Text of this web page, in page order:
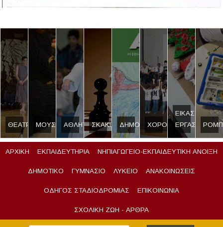
ΘΕΑΤΡΟ ΜΟΥΣΙΚΗΑΘΛΗΤΙΣΜΟΣ
ΣΚΑΚΙ ΔΗΜΟΣΙΟΓΡΑΦΙΑ
ΧΟΡΟΣ
ΕΙΚΑΣΤΙΚΟ
ΕΡΓΑΣΤΗΡΙ
ΑΡΧΙΚΗ ΕΚΠΑΙΔΕΥΤΗΡΙΑ ΝΗΠΙΑΓΩΓΕΙΟ-ΕΚΠΑΙΔΕΥΤΙΚΗ ΑΝΟΙΞΗ
ΔΗΜΟΤΙΚΟ ΓΥΜΝΑΣΙΟ ΛΥΚΕΙΟ ΑΝΑΚΟΙΝΩΣΕΙΣ
ΟΔΗΓΟΣ ΣΤΑΔΙΟΔΡΟΜΙΑΣ ΕΠΙΚΟΙΝΩΝΙΑ
ΣΧΟΛΙΚΗ ΖΩΗ - ΑΡΘΡΑ